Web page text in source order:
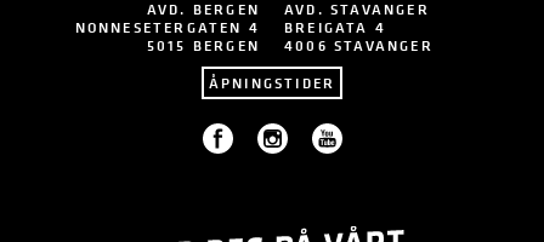
AVD. BERGEN
NONNESETERGATEN 4
5015 BERGEN
AVD. STAVANGER
BREIGATA 4
4006 STAVANGER
ÅPNINGSTIDER